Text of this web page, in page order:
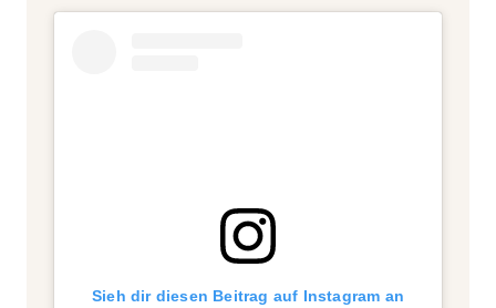
Sieh dir diesen Beitrag auf Instagram an